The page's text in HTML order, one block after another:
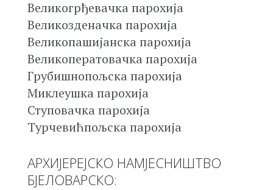
Великогрђевачка парохија
Великозденачка парохија
Великопашијанска парохија
Великоператовачка парохија
Грубишнопољска парохија
Миклеушка парохија
Ступовачка парохија
Турчевићпољска парохија
АРХИЈЕРЕЈСКО НАМЈЕСНИШТВО
БЈЕЛОВАРСКО: